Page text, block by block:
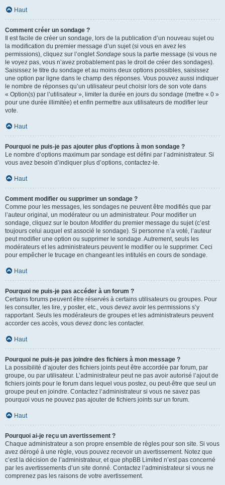
Haut
Comment créer un sondage ?
Il est facile de créer un sondage, lors de la publication d’un nouveau sujet ou
la modification du premier message d’un sujet (si vous en avez les
permissions), cliquez sur l’ongletSondage sous la partie message (si vous ne
le voyez pas, vous n’avez probablement pas le droit de créer des sondages).
Saisissez le titre du sondage et au moins deux options possibles, saisissez
une option par ligne dans le champ des réponses. Vous pouvez aussi indiquer
le nombre de réponses qu’un utilisateur peut choisir lors de son vote dans
« Option(s) par l’utilisateur », limiter la durée en jours du sondage (mettre « 0 »
pour une durée illimitée) et enfin permettre aux utilisateurs de modifier leur
vote.
Haut
Pourquoi ne puis-je pas ajouter plus d’options à mon sondage ?
Le nombre d’options maximum par sondage est défini par l’administrateur. Si
vous avez besoin d’indiquer plus d’options, contactez-le.
Haut
Comment modifier ou supprimer un sondage ?
Comme pour les messages, les sondages ne peuvent être modifiés que par
l’auteur original, un modérateur ou un administrateur. Pour modifier un
sondage, cliquez sur le bouton Modifierdu premier message du sujet (c’est
toujours celui auquel est associé le sondage). Si personne n’a voté, l’auteur
peut modifier une option ou supprimer le sondage. Autrement, seuls les
modérateurs et les administrateurs peuvent le modifier ou le supprimer. Ceci
pour empêcher le trucage en changeant les intitulés en cours de sondage.
Haut
Pourquoi ne puis-je pas accéder à un forum ?
Certains forums peuvent être réservés à certains utilisateurs ou groupes. Pour
les consulter, les lire, y poster, etc., vous devez avoir les permissions s’y
rapportant. Seuls les modérateurs de groupes et les administrateurs peuvent
accorder ces accès, vous devez donc les contacter.
Haut
Pourquoi ne puis-je pas joindre des fichiers à mon message ?
La possibilité d’ajouter des fichiers joints peut être accordée par forum, par
groupe, ou par utilisateur. L’administrateur peut ne pas avoir autorisé l’ajout de
fichiers joints pour le forum dans lequel vous postez, ou peut-être que seul un
groupe peut en joindre. Contactez l’administrateur si vous ne savez pas
pourquoi vous ne pouvez pas ajouter de fichiers joints sur un forum.
Haut
Pourquoi ai-je reçu un avertissement ?
Chaque administrateur a son propre ensemble de règles pour son site. Si vous
avez dérogé à une règle, vous pouvez recevoir un avertissement. Notez que
c’est la décision de l’administrateur, et que phpBB Limited n’est pas concerné
par les avertissements d’un site donné. Contactez l’administrateur si vous ne
comprenez pas les raisons de votre avertissement.